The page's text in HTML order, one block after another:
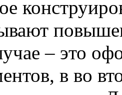
– это
в во